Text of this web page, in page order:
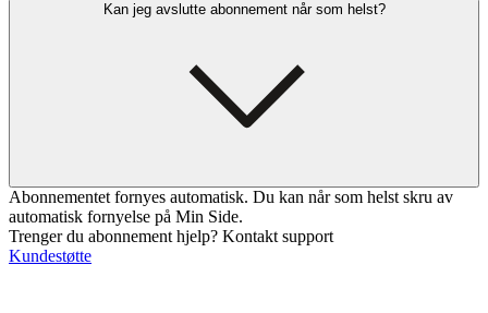
Kan jeg avslutte abonnement når som helst?
Abonnementet fornyes automatisk. Du kan når som helst skru av
automatisk fornyelse på Min Side.
Trenger du abonnement hjelp? Kontakt support
Kundestøtte